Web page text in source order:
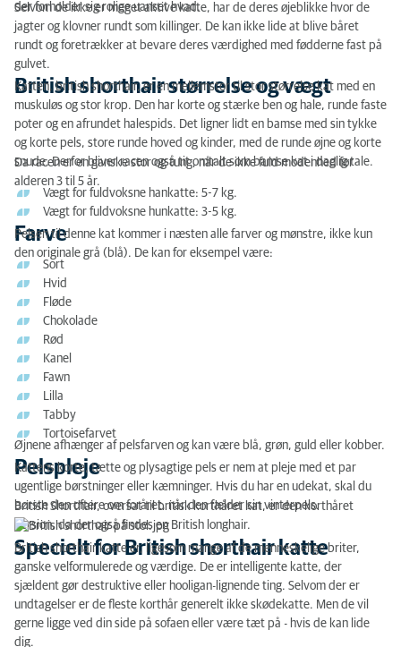
der forholder sig rolige uanset hvad.
Selvom de ikke er meget aktive katte, har de deres øjeblikke hvor de
jagter og klovner rundt som killinger. De kan ikke lide at blive båret
rundt og foretrækker at bevare deres værdighed med fødderne fast på
gulvet.
British shorthair størrelse og vægt
Katten, british shorthair, er en mellemstor til stor størrelse kat med en
muskuløs og stor krop. Den har korte og stærke ben og hale, runde faste
poter og en afrundet halespids. Det ligner lidt en bamse med sin tykke
og korte pels, store runde hoved og kinder, med de runde øjne og korte
snude. Derfor bliver racen også tit omtalt som bamse kat i daglig tale.
Da racen er en ganske stor og tung, når de ikke fuld modenhed før
alderen 3 til 5 år.
Vægt for fuldvoksne hankatte: 5-7 kg.
Vægt for fuldvoksne hunkatte: 3-5 kg.
Farve
Pelsen til denne kat kommer i næsten alle farver og mønstre, ikke kun
den originale grå (blå). De kan for eksempel være:
Sort
Hvid
Fløde
Chokolade
Rød
Kanel
Fawn
Lilla
Tabby
Tortoisefarvet
Øjnene afhænger af pelsfarven og kan være blå, grøn, guld eller kobber.
Pelspleje
Kattens korte, tætte og plysagtige pels er nem at pleje med et par
ugentlige børstninger eller kæmninger. Hvis du har en udekat, skal du
børste den oftere om foråret, når den fælder sin vinterpels.
British Shorthair, oversat til britisk korthåret kat, er den korthåret
version, da der også findes en British longhair.
Specielt for British shorthair katte
British shorthair katte er, ligesom mange af de menneskelige briter,
ganske velformulerede og værdige. De er intelligente katte, der
sjældent gør destruktive eller hooligan-lignende ting. Selvom der er
undtagelser er de fleste korthår generelt ikke skødekatte. Men de vil
gerne ligge ved din side på sofaen eller være tæt på - hvis de kan lide
dig.